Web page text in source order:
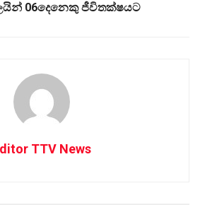
06දෙනෙකු ජීවිතක්ෂයට
TTV News